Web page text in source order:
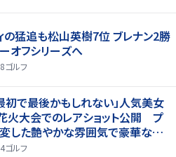
の猛追も松山英樹7位 ブレナン2勝
オフシリーズへ
ゴルフ
初で最後かもしれない」人気美女
火大会でのレアショット公開 プ
した艶やかな雰囲気で豪華な５
ゴルフ